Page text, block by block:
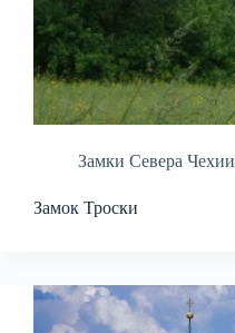
Замки Севера Чехии
Замок Троски